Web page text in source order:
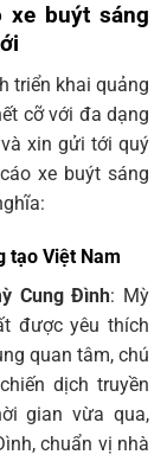
xe buýt sáng
triển khai quảng
cỡ với đa dạng
xin gửi tới quý
xe buýt sáng
tạo Việt Nam
Cung Đình: Mỳ
được yêu thích
quan tâm, chú
dịch truyền
gian vừa qua,
chuẩn vị nhà